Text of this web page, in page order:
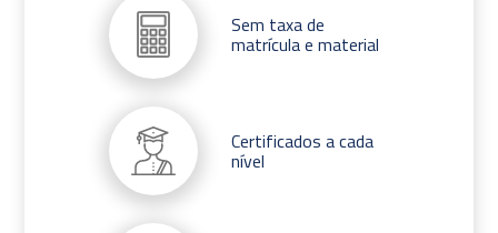
Sem taxa de
matrícula e material
Certificados a cada
nível